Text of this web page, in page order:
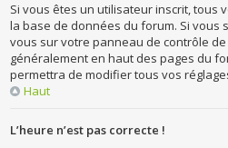
Si vous êtes un utilisateur inscrit, tous
la base de données du forum. Si vous
vous sur votre panneau de contrôle de
généralement en haut des pages du
permettra de modifier tous vos
Haut
L’heure n’est pas correcte !